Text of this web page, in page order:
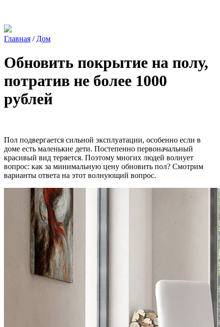
Главная / Дом
Обновить покрытие на полу,
потратив не более 1000
рублей
Пол подвергается сильной эксплуатации, особенно если в
доме есть маленькие дети. Постепенно первоначальный
красивый вид теряется. Поэтому многих людей волнует
вопрос: как за минимальную цену обновить пол? Смотрим
варианты ответа на этот волнующий вопрос.